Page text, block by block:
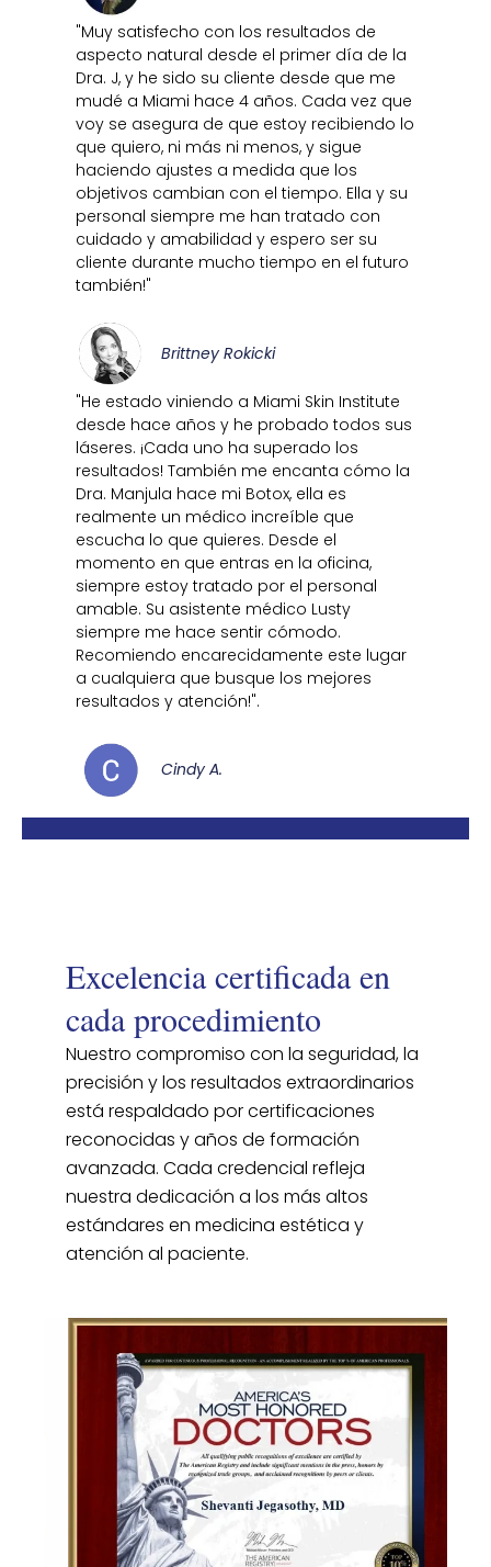
"Muy satisfecho con los resultados de
aspecto natural desde el primer día de la
Dra. J, y he sido su cliente desde que me
mudé a Miami hace 4 años. Cada vez que
voy se asegura de que estoy recibiendo lo
que quiero, ni más ni menos, y sigue
haciendo ajustes a medida que los
objetivos cambian con el tiempo. Ella y su
personal siempre me han tratado con
cuidado y amabilidad y espero ser su
cliente durante mucho tiempo en el futuro
también!"
Brittney Rokicki
"He estado viniendo a Miami Skin Institute
desde hace años y he probado todos sus
láseres. ¡Cada uno ha superado los
resultados! También me encanta cómo la
Dra. Manjula hace mi Botox, ella es
realmente un médico increíble que
escucha lo que quieres. Desde el
momento en que entras en la oficina,
siempre estoy tratado por el personal
amable. Su asistente médico Lusty
siempre me hace sentir cómodo.
Recomiendo encarecidamente este lugar
a cualquiera que busque los mejores
resultados y atención!".
Cindy A.
Excelencia certificada en
cada procedimiento
Nuestro compromiso con la seguridad, la
precisión y los resultados extraordinarios
está respaldado por certificaciones
reconocidas y años de formación
avanzada. Cada credencial refleja
nuestra dedicación a los más altos
estándares en medicina estética y
atención al paciente.